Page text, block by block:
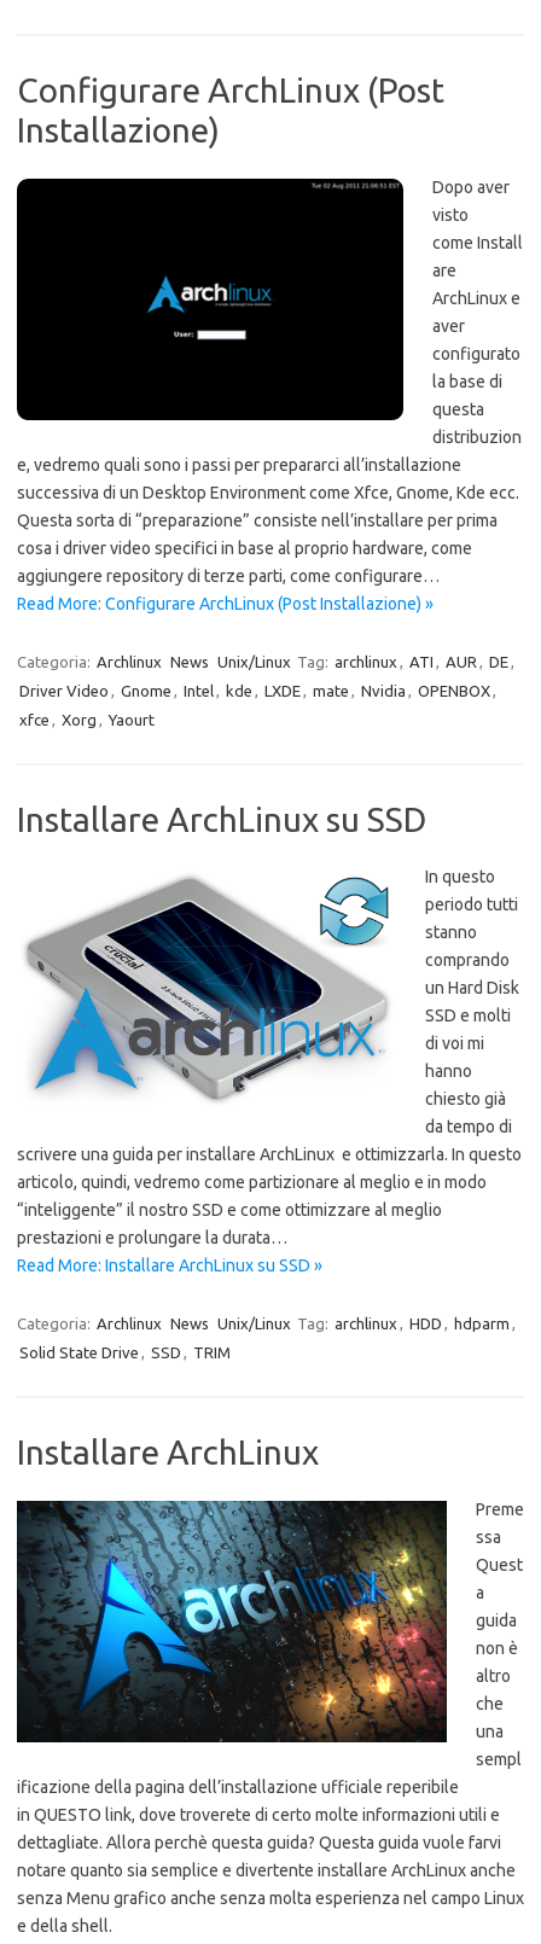
Configurare ArchLinux (Post
Installazione)
Dopo aver
visto
come Install
are
ArchLinux e
aver
configurato
la base di
questa
distribuzion
e, vedremo quali sono i passi per prepararci all’installazione
successiva di un Desktop Environment come Xfce, Gnome, Kde ecc.
Questa sorta di “preparazione” consiste nell’installare per prima
cosa i driver video specifici in base al proprio hardware, come
aggiungere repository di terze parti, come configurare…
Read More: Configurare ArchLinux (Post Installazione) »
Categoria: Archlinux News Unix/Linux Tag: archlinux , ATI , AUR , DE,
Driver Video , Gnome , Intel, kde , LXDE, mate , Nvidia , OPENBOX,
xfce , Xorg , Yaourt
Installare ArchLinux su SSD
In questo
periodo tutti
stanno
comprando
un Hard Disk
SSD e molti
di voi mi
hanno
chiesto già
da tempo di
scrivere una guida per installare ArchLinux e ottimizzarla. In questo
articolo, quindi, vedremo come partizionare al meglio e in modo
“inteliggente” il nostro SSD e come ottimizzare al meglio
prestazioni e prolungare la durata…
Read More: Installare ArchLinux su SSD »
Categoria: Archlinux News Unix/Linux Tag: archlinux , HDD , hdparm ,
Solid State Drive , SSD , TRIM
Installare ArchLinux
Preme
ssa
Quest
a
guida
non è
altro
che
una
sempl
ificazione della pagina dell’installazione ufficiale reperibile
in QUESTO link, dove troverete di certo molte informazioni utili e
dettagliate. Allora perchè questa guida? Questa guida vuole farvi
notare quanto sia semplice e divertente installare ArchLinux anche
senza Menu grafico anche senza molta esperienza nel campo Linux
e della shell.